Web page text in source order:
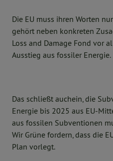
Die EU muss ihren Worten
gehört neben konkreten
Loss and Damage Fond vor
Ausstieg aus fossiler Energie.
Das schließt auchein, die
Energie bis 2025 aus EU-
aus fossilen Subventionen
Wir Grüne fordern, dass die
Plan vorlegt.